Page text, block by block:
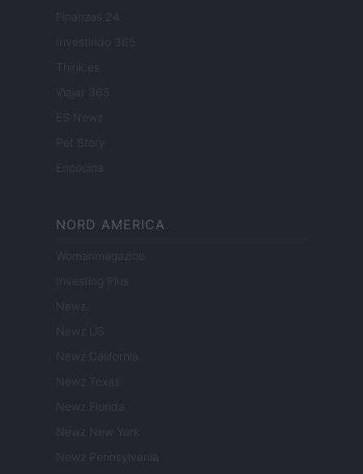
Finanzas 24
Investindo 365
Think.es
Viajar 365
ES Newz
Pet Story
Encocina
NORD AMERICA
Womanmagazine
Investing Plus
Newz
Newz US
Newz California
Newz Texas
Newz Florida
Newz New York
Newz Pennsylvania